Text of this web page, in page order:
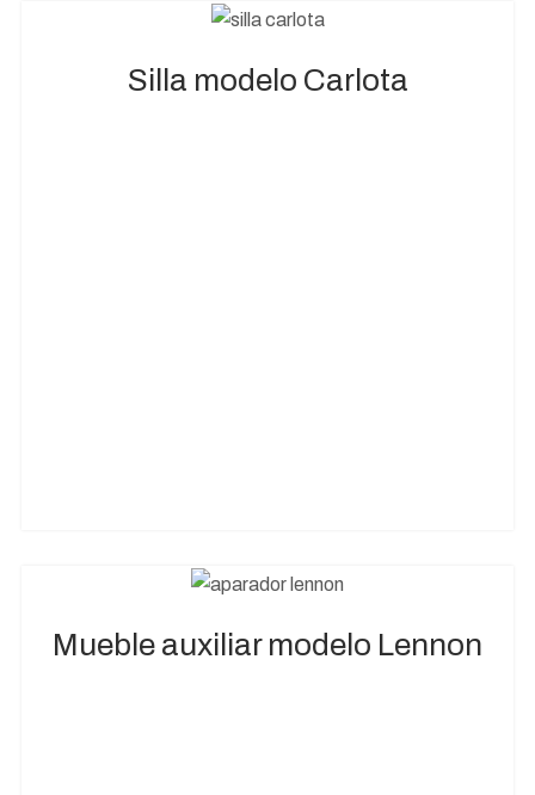
Silla modelo Carlota
Mueble auxiliar modelo Lennon